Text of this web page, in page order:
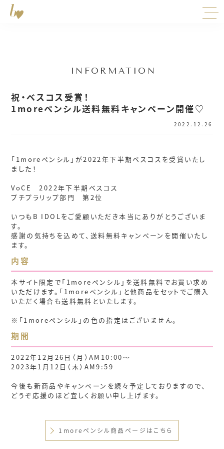
INFORMATION
祝・ベスコス受賞！
1moreペンシル送料無料キャンペーン開催♡
2022.12.26
「1moreペンシル」が2022年下半期ベスコスを受賞いたし
ました！
VoCE 2022年下半期ベスコス
プチプラリップ部門 第2位
いつもB IDOLをご愛顧いただき本当にありがとうございま
す。
感謝の気持ちを込めて、送料無料キャンペーンを開催いたし
ます。
内容
本サイト限定で「1moreペンシル」を送料無料でお買い求め
いただけます。「1moreペンシル」と他商品をセットでご購入
いただく場合も送料無料といたします。
※「1moreペンシル」の色の指定はございません。
期間
2022年12月26日（月）AM10:00〜
2023年1月12日（木）AM9:59
今後も新商品やキャンペーンを続々予定しておりますので、
どうぞ応援のほど宜しくお願い申し上げます。
1moreペンシル商品ページはこちら